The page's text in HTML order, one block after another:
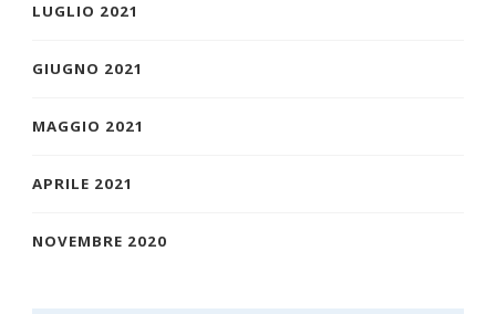
LUGLIO 2021
GIUGNO 2021
MAGGIO 2021
APRILE 2021
NOVEMBRE 2020